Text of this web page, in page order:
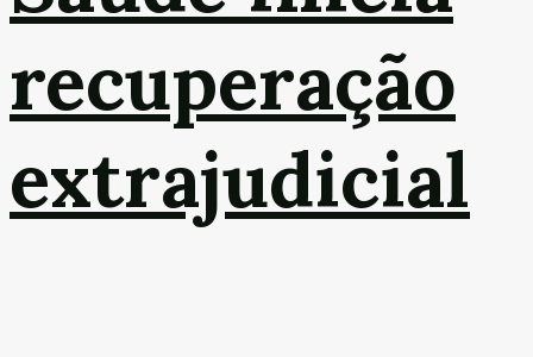
recuperação
extrajudicial